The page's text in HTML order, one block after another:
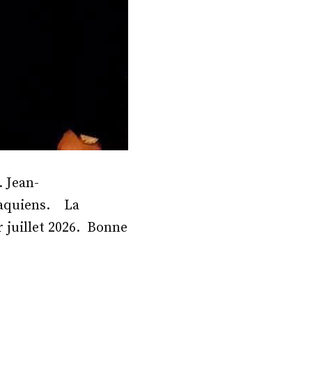
La
juillet 2026. Bonne